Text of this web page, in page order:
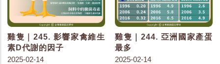
雞隻｜245. 影響家禽維生
素D代謝的因子
2025-02-14
雞隻｜244. 亞洲國家產蛋
最多
2025-02-14